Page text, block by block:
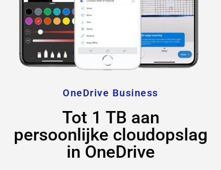
OneDrive Business
Tot 1 TB aan
persoonlijke cloudopslag
in OneDrive